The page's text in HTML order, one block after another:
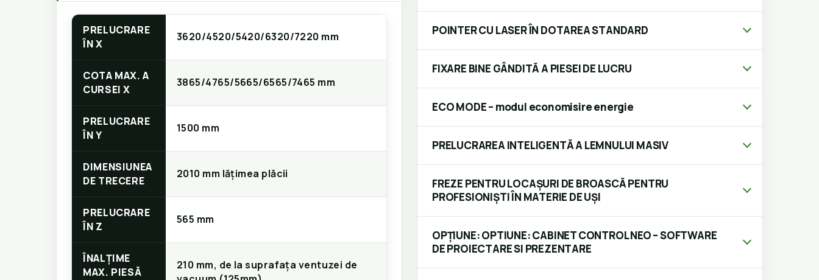
PRELUCRARE
ÎN X
3620/4520/5420/6320/7220 mm
COTA MAX. A
CURSEI X
3865/4765/5665/6565/7465 mm
PRELUCRARE
ÎN Y
1500 mm
DIMENSIUNEA
DE TRECERE
2010 mm lățimea plăcii
PRELUCRARE
ÎN Z
565 mm
ÎNALȚIME
MAX. PIESĂ
210 mm, de la suprafața ventuzei de
POINTER CU LASER ÎN DOTAREA STANDARD
FIXARE BINE GÂNDITĂ A PIESEI DE LUCRU
ECO MODE – modul economisire energie
PRELUCRAREA INTELIGENTĂ A LEMNULUI MASIV
FREZE PENTRU LOCAȘURI DE BROASCĂ PENTRU
PROFESIONIȘTI ÎN MATERIE DE UȘI
OPȚIUNE: OPTIUNE: CABINET CONTROL NEO – SOFTWARE
DE PROIECTARE SI PREZENTARE